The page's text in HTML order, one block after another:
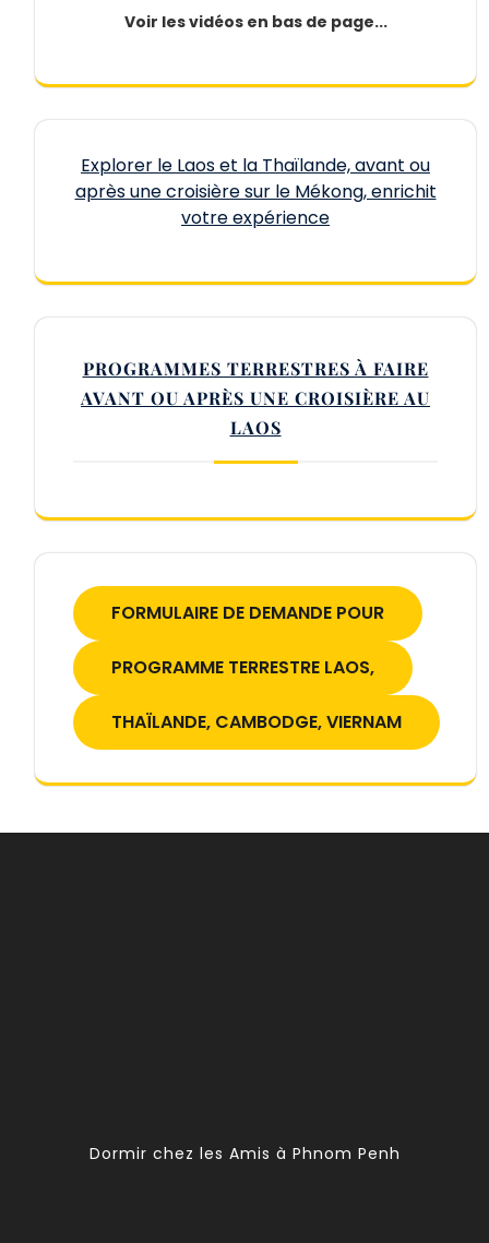
Voir les vidéos en bas de page...
Explorer le Laos et la Thaïlande, avant ou
après une croisière sur le Mékong, enrichit
votre expérience
PROGRAMMES TERRESTRES À FAIRE
AVANT OU APRÈS UNE CROISIÈRE AU
LAOS
FORMULAIRE DE DEMANDE POUR
PROGRAMME TERRESTRE LAOS,
THAÏLANDE, CAMBODGE, VIERNAM
Dormir chez les Amis à Phnom Penh